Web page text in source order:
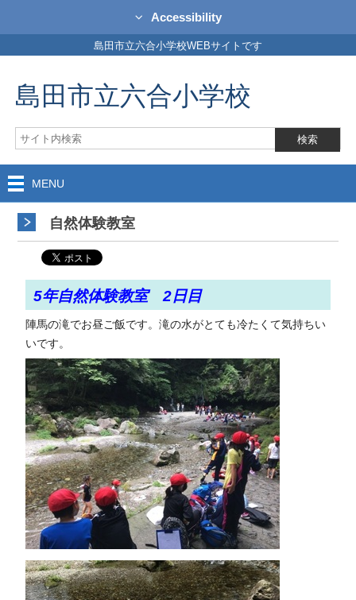
Accessibility
島田市立六合小学校WEBサイトです
島田市立六合小学校
MENU
自然体験教室
5年自然体験教室 2日目
陣馬の滝でお昼ご飯です。滝の水がとても冷たくて気持ちい
いです。